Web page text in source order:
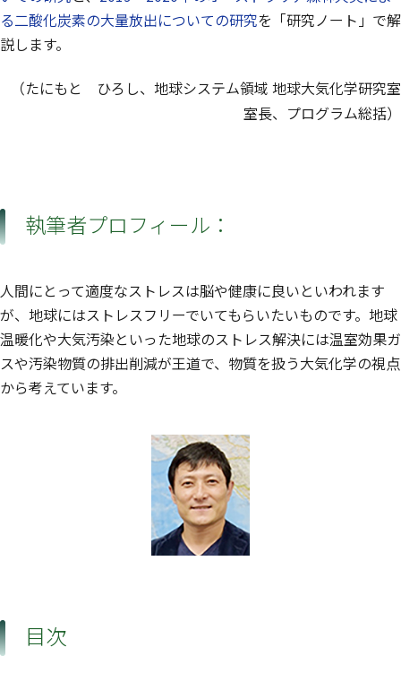
る二酸化炭素の大量放出についての研究を「研究ノート」で解
説します。
（たにもと ひろし、地球システム領域 地球大気化学研究室
室長、プログラム総括）
執筆者プロフィール：
人間にとって適度なストレスは脳や健康に良いといわれます
が、地球にはストレスフリーでいてもらいたいものです。地球
温暖化や大気汚染といった地球のストレス解決には温室効果ガ
スや汚染物質の排出削減が王道で、物質を扱う大気化学の視点
から考えています。
目次